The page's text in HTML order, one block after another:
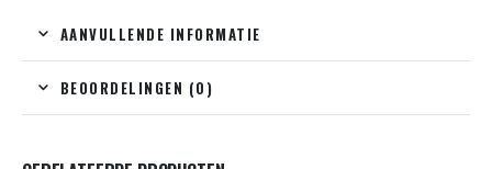
AANVULLENDE INFORMATIE
BEOORDELINGEN (0)